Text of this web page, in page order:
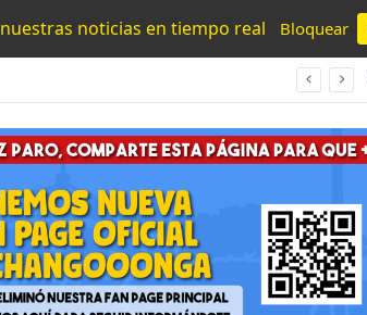
noticias en tiempo real Bloquear